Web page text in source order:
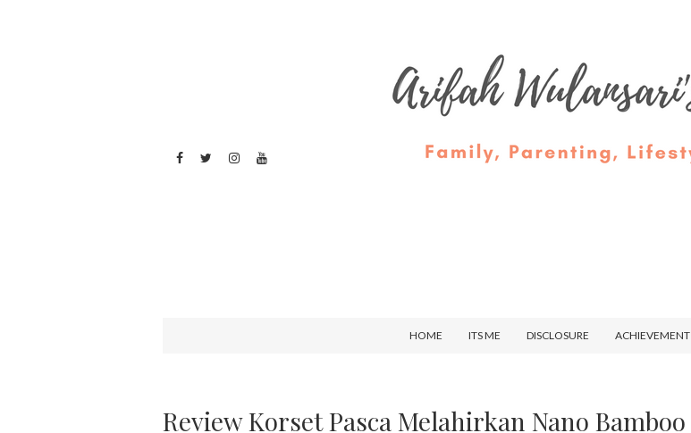
HOME ITS ME DISCLOSURE ACHIEVEMENT
Review Korset Pasca Melahirkan Nano Bamboo